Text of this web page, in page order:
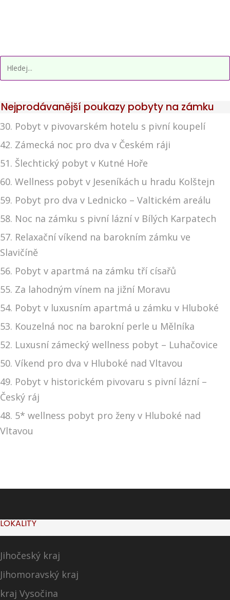
Nejprodávanější poukazy pobyty na zámku
30. Pobyt v pivovarském hotelu s pivní koupelí
42. Zámecká noc pro dva v Českém ráji
51. Šlechtický pobyt v Kutné Hoře
60. Wellness pobyt v Jeseníkách u hradu Kolštejn
59. Pobyt pro dva v Lednicko – Valtickém areálu
58. Noc na zámku s pivní lázní v Bílých Karpatech
57. Relaxační víkend na barokním zámku ve
Slavičíně
56. Pobyt v apartmá na zámku tří císařů
55. Za lahodným vínem na jižní Moravu
54. Pobyt v luxusním apartmá u zámku v Hluboké
53. Kouzelná noc na barokní perle u Mělníka
52. Luxusní zámecký wellness pobyt – Luhačovice
50. Víkend pro dva v Hluboké nad Vltavou
49. Pobyt v historickém pivovaru s pivní lázní –
Český ráj
48. 5* wellness pobyt pro ženy v Hluboké nad
Vltavou
LOKALITY
Jihočeský kraj
Jihomoravský kraj
kraj Vysočina